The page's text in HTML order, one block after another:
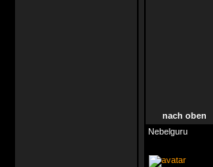
nach oben
Nebelguru